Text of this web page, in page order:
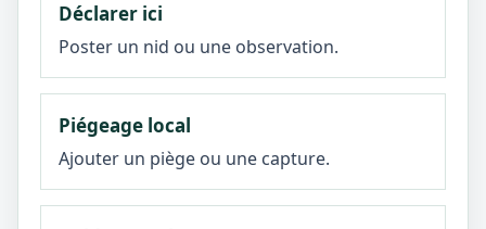
Déclarer ici
Poster un nid ou une observation.
Piégeage local
Ajouter un piège ou une capture.